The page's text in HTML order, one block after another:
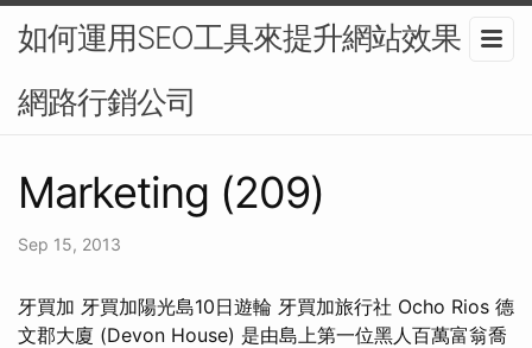
如何運用SEO工具來提升網站效果？-
網路行銷公司
Marketing (209)
Sep 15, 2013
牙買加 牙買加陽光島10日遊輪 牙買加旅行社 Ocho Rios 德
文郡大廈 (Devon House) 是由島上第一位黑人百萬富翁喬